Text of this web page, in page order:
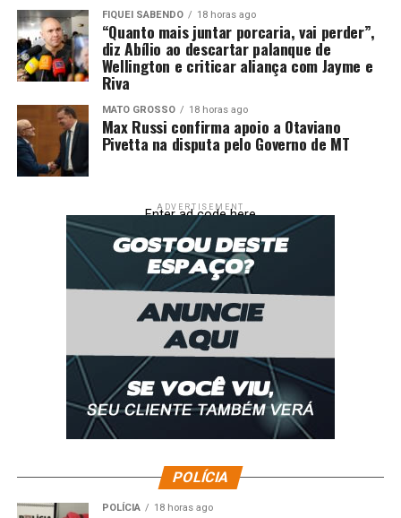
FIQUEI SABENDO 18 horas ago
“Quanto mais juntar porcaria, vai perder”,
diz Abílio ao descartar palanque de
Wellington e criticar aliança com Jayme e
Riva
MATO GROSSO 18 horas ago
Max Russi confirma apoio a Otaviano
Pivetta na disputa pelo Governo de MT
ADVERTISEMENT
Enter ad code here
POLÍCIA
POLÍCIA 18 horas ago